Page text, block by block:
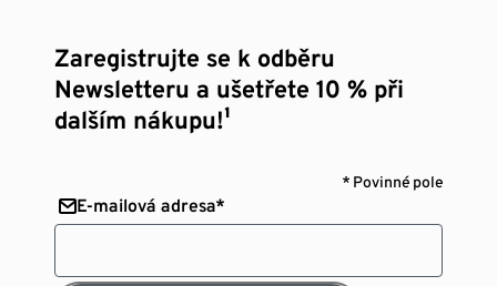
Zaregistrujte se k odběru
Newsletteru a ušetřete 10 % při
dalším nákupu!¹
* Povinné pole
E-mailová adresa*